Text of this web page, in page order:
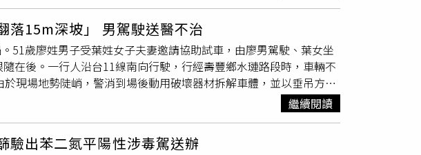
向來以嚴厲打擊毒品犯罪聞名，毒品走私罪最高可判處死刑。雖然
停執行政策，但法院仍持續作出死刑判決，目前仍有數百名毒品罪
案目前仍在偵辦中，將進一步釐清毒品來源、運輸模式及是否涉及
落15m深坡」 男駕駛送醫不治
51歲廖姓男子受葉姓女子夫妻邀請協助試車，由廖男駕駛、葉女坐
在後。一行人沿台11線南向行駛，行經壽豐鄉水璉路段時，車輛不
現場地勢陡峭，警消到場後動用破壞器材拆解車體，並以垂吊方式
往門諾醫院搶救，仍於2日凌晨1時25分宣告不治。警方經抽血檢
挫傷、疑似腦震盪及下半身骨折，目前仍住院治療。警方2日前往現
清事故發生原因。 花蓮壽豐台11線車禍 51歲男子試車翻落邊坡救
繼續閱讀
出苯二氮平陽性涉毒駕送辦